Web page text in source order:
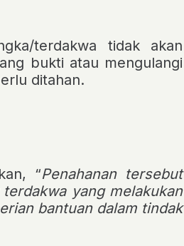
terdakwa tidak akan
bukti atau mengulangi
ditahan.
“Penahanan tersebut
yang melakukan
bantuan dalam tindak